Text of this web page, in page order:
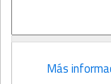
Más